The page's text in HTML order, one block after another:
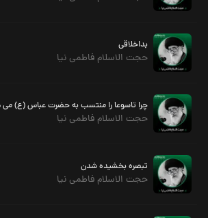
بداخلاقی
حجت الاسلام فاطمی نیا
چرا تاسوعا را منتسب به حضرت عباس (ع) می
حجت الاسلام فاطمی نیا
تبصره بخشیده شدن
حجت الاسلام فاطمی نیا